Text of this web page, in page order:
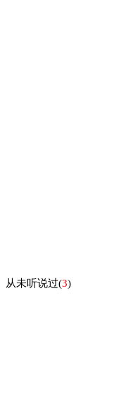
从未听说过(3)